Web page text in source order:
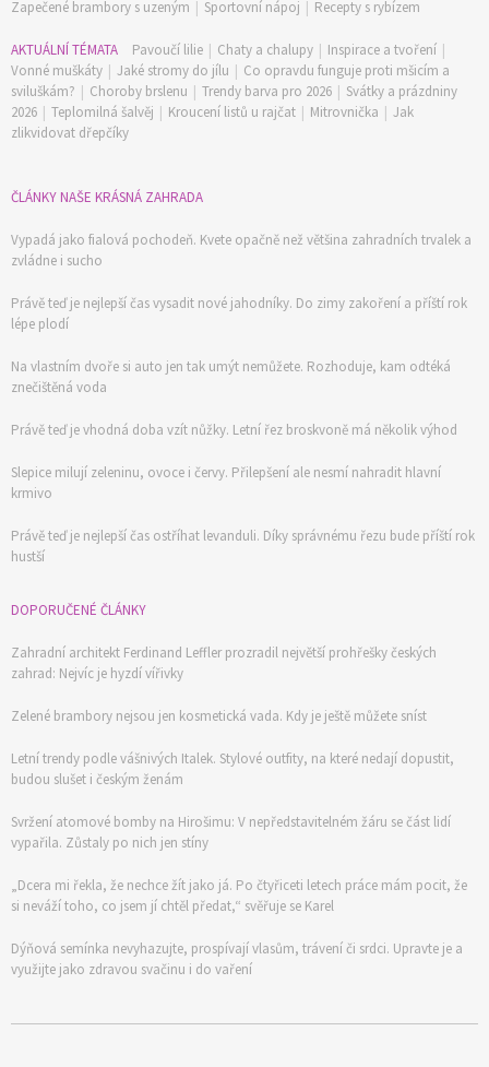
Zapečené brambory s uzeným | Sportovní nápoj | Recepty s rybízem
AKTUÁLNÍ TÉMATA Pavoučí lilie | Chaty a chalupy | Inspirace a tvoření |
Vonné muškáty | Jaké stromy do jílu | Co opravdu funguje proti mšicím a
sviluškám? | Choroby brslenu | Trendy barva pro 2026 | Svátky a prázdniny
2026 | Teplomilná šalvěj | Kroucení listů u rajčat | Mitrovnička | Jak
zlikvidovat dřepčíky
ČLÁNKY NAŠE KRÁSNÁ ZAHRADA
Vypadá jako fialová pochodeň. Kvete opačně než většina zahradních trvalek a
zvládne i sucho
Právě teď je nejlepší čas vysadit nové jahodníky. Do zimy zakoření a příští rok
lépe plodí
Na vlastním dvoře si auto jen tak umýt nemůžete. Rozhoduje, kam odtéká
znečištěná voda
Právě teď je vhodná doba vzít nůžky. Letní řez broskvoně má několik výhod
Slepice milují zeleninu, ovoce i červy. Přilepšení ale nesmí nahradit hlavní
krmivo
Právě teď je nejlepší čas ostříhat levanduli. Díky správnému řezu bude příští rok
hustší
DOPORUČENÉ ČLÁNKY
Zahradní architekt Ferdinand Leffler prozradil největší prohřešky českých
zahrad: Nejvíc je hyzdí vířivky
Zelené brambory nejsou jen kosmetická vada. Kdy je ještě můžete sníst
Letní trendy podle vášnivých Italek. Stylové outfity, na které nedají dopustit,
budou slušet i českým ženám
Svržení atomové bomby na Hirošimu: V nepředstavitelném žáru se část lidí
vypařila. Zůstaly po nich jen stíny
„Dcera mi řekla, že nechce žít jako já. Po čtyřiceti letech práce mám pocit, že
si neváží toho, co jsem jí chtěl předat,“ svěřuje se Karel
Dýňová semínka nevyhazujte, prospívají vlasům, trávení či srdci. Upravte je a
využijte jako zdravou svačinu i do vaření